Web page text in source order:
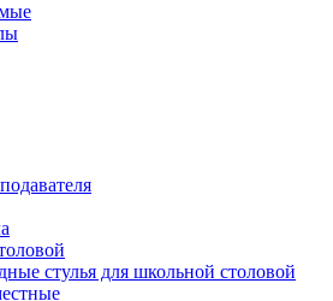
стулья для школьной столовой